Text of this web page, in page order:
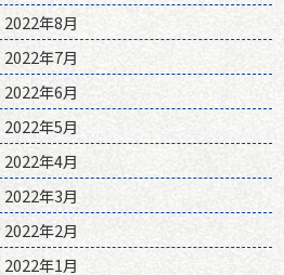
2022年8月
2022年7月
2022年6月
2022年5月
2022年4月
2022年3月
2022年2月
2022年1月